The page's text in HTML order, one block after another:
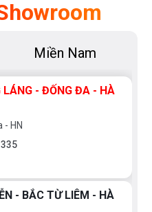
Miền Nam
LÁNG - ĐỐNG ĐA - HÀ
HN
- BẮC TỪ LIÊM - HÀ